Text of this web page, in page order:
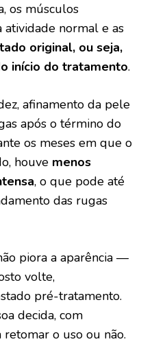
os músculos
atividade normal e as
original, ou seja,
início do tratamento.
afinamento da pele
após o término do
os meses em que o
houve menos
, o que pode até
das rugas
piora a aparência —
volte,
pré-tratamento.
decida, com
o uso ou não.